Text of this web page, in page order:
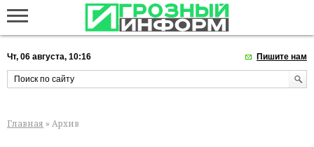
Чт, 06 августа, 10:16 Пишите нам
Главная » Архив